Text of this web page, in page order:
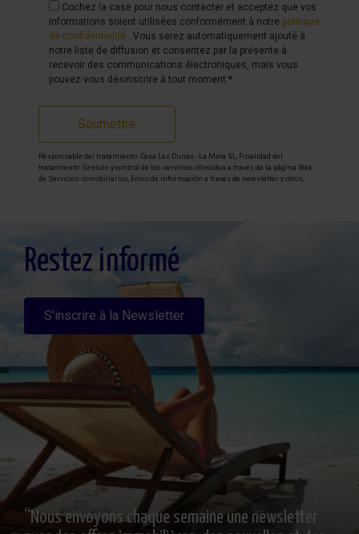
Cochez la case pour nous contacter et acceptez que vos
informations soient utilisées conformément à notre politique
de confidentialité . Vous serez automatiquement ajouté à
notre liste de diffusion et consentez par la présente à
recevoir des communications électroniques, mais vous
pouvez vous désinscrire à tout moment.*
Soumettre
Responsable del tratamiento: Casa Las Dunas - La Mata SL, Finalidad del
tratamiento: Gestión y control de los servicios ofrecidos a través de la página Web
de Servicios inmobiliarios, Envío de información a traves de newsletter y otros,
detallada sobre protección de datos
Aquí.
Restez informé
S'inscrire à la Newsletter
“Nous envoyons chaque semaine une newsletter